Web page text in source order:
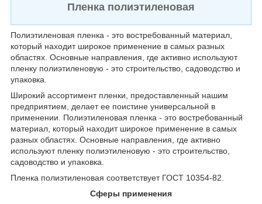
Пленка полиэтиленовая
Полиэтиленовая пленка - это востребованный материал,
который находит широкое применение в самых разных
областях. Основные направления, где активно используют
пленку полиэтиленовую - это строительство, садоводство и
упаковка.
Широкий ассортимент пленки, предоставленный нашим
предприятием, делает ее поистине универсальной в
применении. Полиэтиленовая пленка - это востребованный
материал, который находит широкое применение в самых
разных областях. Основные направления, где активно
используют пленку полиэтиленовую - это строительство,
садоводство и упаковка.
Пленка полиэтиленовая соответствует ГОСТ 10354-82.
Сферы применения